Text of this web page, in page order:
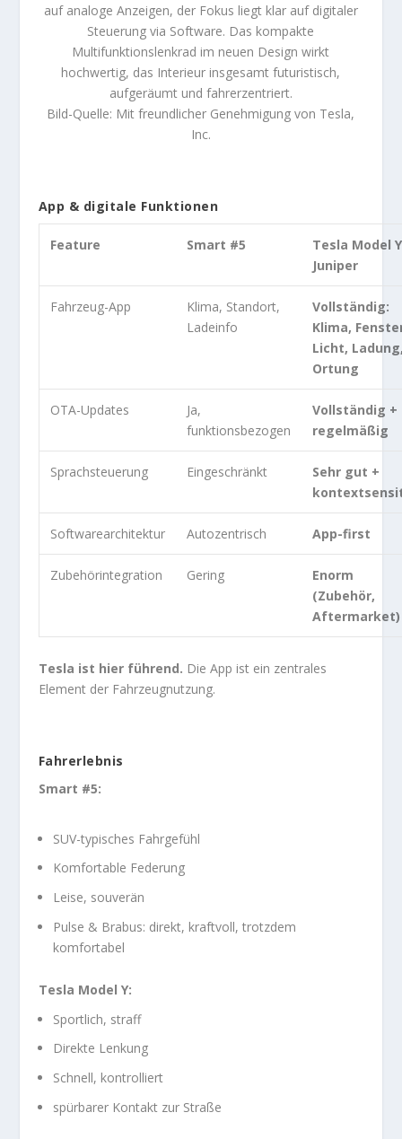
auf analoge Anzeigen, der Fokus liegt klar auf digitaler
Steuerung via Software. Das kompakte
Multifunktionslenkrad im neuen Design wirkt
hochwertig, das Interieur insgesamt futuristisch,
aufgeräumt und fahrerzentriert.
Bild-Quelle: Mit freundlicher Genehmigung von Tesla,
Inc.
App & digitale Funktionen
Feature Smart #5
Tesla Model Y
Juniper
Fahrzeug-App
Klima, Standort,
Ladeinfo
Vollständig:
Klima,
Licht,
Ortung
OTA-Updates
Ja,
funktionsbezogen
Vollständig +
regelmäßig
Sprachsteuerung Eingeschränkt
Sehr gut +
Softwarearchitektur Autozentrisch App-first
Zubehörintegration Gering
Enorm
(Zubehör,
Aftermarket)
Tesla ist hier führend. Die App ist ein zentrales
Element der Fahrzeugnutzung.
Fahrerlebnis
Smart #5:
SUV-typisches Fahrgefühl
Komfortable Federung
Leise, souverän
Pulse & Brabus: direkt, kraftvoll, trotzdem
komfortabel
Tesla Model Y:
Sportlich, straff
Direkte Lenkung
Schnell, kontrolliert
spürbarer Kontakt zur Straße